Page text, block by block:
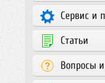
Сервис и
Статьи
Вопросы